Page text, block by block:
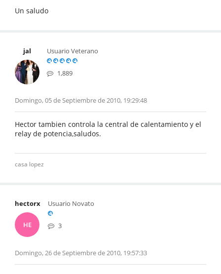
Un saludo
jal Usuario Veterano
1,889
Domingo, 05 de Septiembre de 2010, 19:29:48
Hector tambien controla la central de calentamiento y el
relay de potencia,saludos.
casa lopez
hectorx
HE
Usuario Novato
3
Domingo, 26 de Septiembre de 2010, 19:57:33